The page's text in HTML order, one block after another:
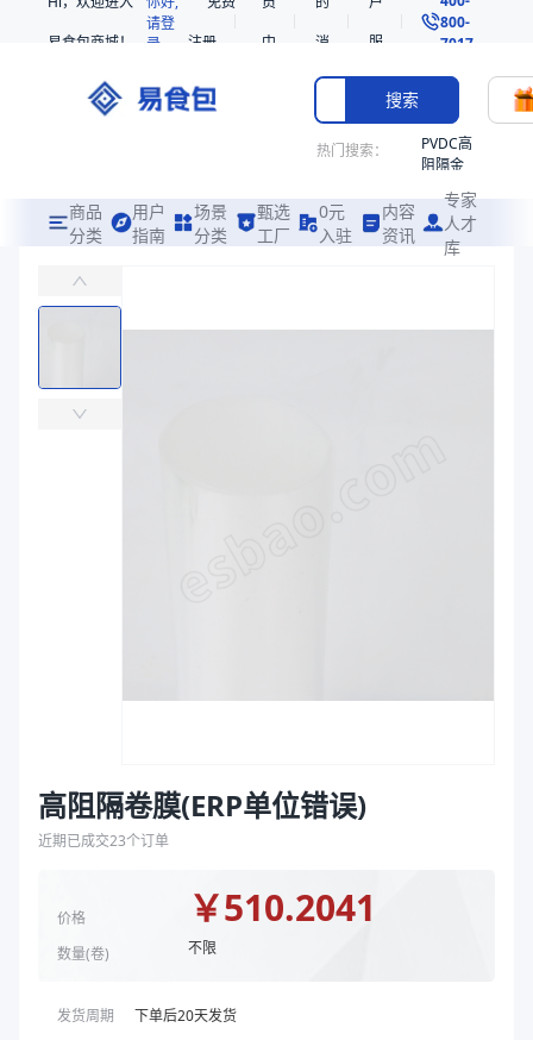
易食包商城！
请登
录
注册
中
消
息
服
务
800-
7017
搜索
热门搜索：
PVDC高
阻隔金
共挤热
收缩袋
商品
分类
用户
指南
场景
分类
甄选
工厂
0元
入驻
内容
资讯
专家
人才
库
易食包（EPAK）专注于高阻隔卷膜(ERP单位错误)包装，提供详尽的
商品分类
高阻隔卷膜(ERP单位错误)
近期已成交23个订单
价格
数量(卷)
￥510.2041
不限
发货周期 下单后20天发货